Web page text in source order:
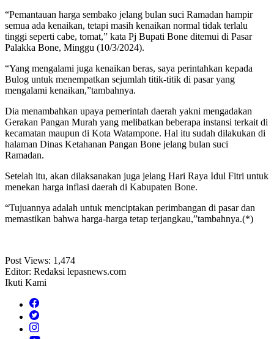
“Pemantauan harga sembako jelang bulan suci Ramadan hampir
semua ada kenaikan, tetapi masih kenaikan normal tidak terlalu
tinggi seperti cabe, tomat,” kata Pj Bupati Bone ditemui di Pasar
Palakka Bone, Minggu (10/3/2024).
“Yang mengalami juga kenaikan beras, saya perintahkan kepada
Bulog untuk menempatkan sejumlah titik-titik di pasar yang
mengalami kenaikan,”tambahnya.
Dia menambahkan upaya pemerintah daerah yakni mengadakan
Gerakan Pangan Murah yang melibatkan beberapa instansi terkait di
kecamatan maupun di Kota Watampone. Hal itu sudah dilakukan di
halaman Dinas Ketahanan Pangan Bone jelang bulan suci
Ramadan.
Setelah itu, akan dilaksanakan juga jelang Hari Raya Idul Fitri untuk
menekan harga inflasi daerah di Kabupaten Bone.
“Tujuannya adalah untuk menciptakan perimbangan di pasar dan
memastikan bahwa harga-harga tetap terjangkau,”tambahnya.(*)
Post Views: 1,474
Editor: Redaksi lepasnews.com
Ikuti Kami